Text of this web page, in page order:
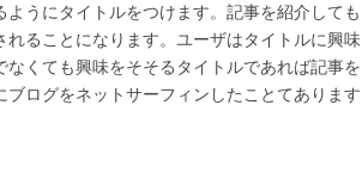
うにタイトルをつけます。記事を紹介しても
ることになります。ユーザはタイトルに興味
くても興味をそそるタイトルであれば記事を
ログをネットサーフィンしたことてあります